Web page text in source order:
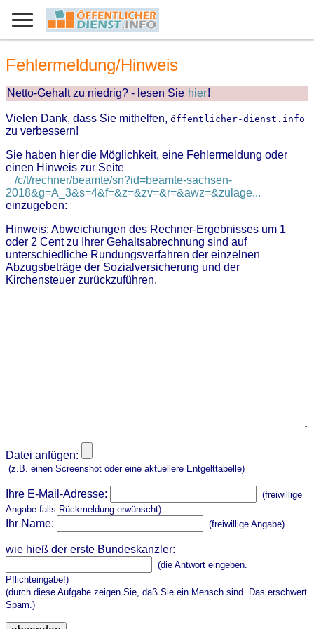
Fehlermeldung/Hinweis
Netto-Gehalt zu niedrig? - lesen Sie hier!
Vielen Dank, dass Sie mithelfen, öffentlicher-dienst.info
zu verbessern!
Sie haben hier die Möglichkeit, eine Fehlermeldung oder
einen Hinweis zur Seite
/c/t/rechner/beamte/sn?id=beamte-sachsen-
2018&g=A_3&s=4&f=&z=&zv=&r=&awz=&zulage...
einzugeben:
Hinweis: Abweichungen des Rechner-Ergebnisses um 1
oder 2 Cent zu Ihrer Gehaltsabrechnung sind auf
unterschiedliche Rundungsverfahren der einzelnen
Abzugsbeträge der Sozialversicherung und der
Kirchensteuer zurückzuführen.
Datei anfügen:
(z.B. einen Screenshot oder eine aktuellere Entgelttabelle)
Ihre E-Mail-Adresse:
(freiwillige
Angabe falls Rückmeldung erwünscht)
Ihr Name: (freiwillige Angabe)
wie hieß der erste Bundeskanzler:
(die Antwort eingeben.
Pflichteingabe!)
(durch diese Aufgabe zeigen Sie, daß Sie ein Mensch sind. Das erschwert
Spam.)